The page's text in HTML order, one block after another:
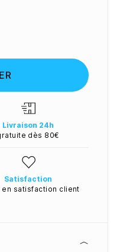
Livraison 24h
dès 80€
Satisfaction
en satisfaction client